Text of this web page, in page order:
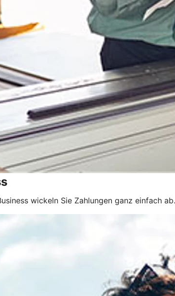
wickeln Sie Zahlungen ganz einfach ab.